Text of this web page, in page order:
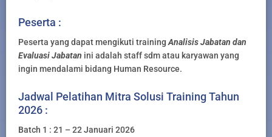
Peserta :
Peserta yang dapat mengikuti training Analisis Jabatan dan
Evaluasi Jabatan ini adalah staff sdm atau karyawan yang
ingin mendalami bidang Human Resource.
Jadwal Pelatihan Mitra Solusi Training Tahun
2026 :
Batch 1 : 21 – 22 Januari 2026